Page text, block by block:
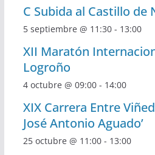
C Subida al Castillo de
5 septiembre @ 11:30- 13:00
XII Maratón
Logroño
4 octubre @ 09:00- 14:00
XIX Carrera Entre
José Antonio Aguado’
25 octubre @ 11:00- 13:00